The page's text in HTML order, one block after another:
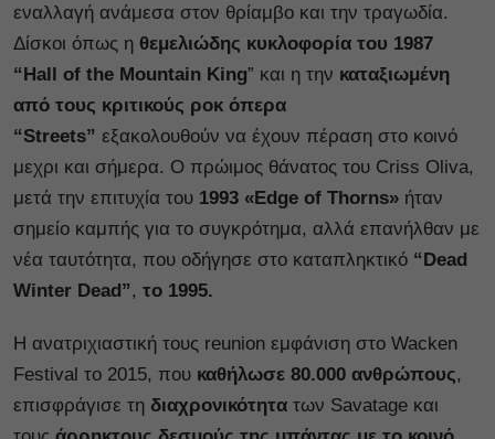
εναλλαγή ανάμεσα στον θρίαμβο και την τραγωδία.
Δίσκοι όπως η θεμελιώδης κυκλοφορία του 1987
“Hall of the Mountain King” και η την καταξιωμένη
από τους κριτικούς ροκ όπερα
“Streets” εξακολουθούν να έχουν πέραση στο κοινό
μεχρι και σήμερα. Ο πρώιμος θάνατος του Criss Oliva,
μετά την επιτυχία του 1993 «Edge of Thorns» ήταν
σημείο καμπής για το συγκρότημα, αλλά επανήλθαν με
νέα ταυτότητα, που οδήγησε στο καταπληκτικό “Dead
Winter Dead”, το 1995.
Η ανατριχιαστική τους reunion εμφάνιση στο Wacken
Festival το 2015, που καθήλωσε 80.000 ανθρώπους,
επισφράγισε τη διαχρονικότητα των Savatage και